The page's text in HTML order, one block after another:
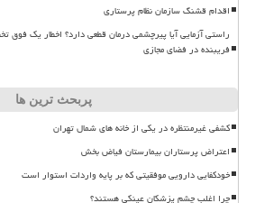
اقدام قشنگ سازمان نظام پرستاری
راستی آزمایی آیا پیرچشمی درمان قطعی دارد؟ اخطار یک فوق
فریبنده در فضای مجازی
پربحث ترین ها
کشفی غیرمنتظره در یکی از خانه های شمال تهران
اعتراض پرستاران بیمارستان فیاض بخش
خودکفایی دارویی موفقیتی که بر پایه واردات استوار است
چرا اغلب چشم پزشکان عینکی هستند؟